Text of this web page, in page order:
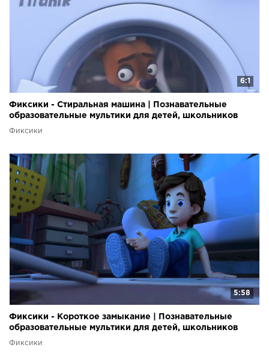
6:1
Фиксики - Стиральная машина | Познавательные
образовательные мультики для детей, школьников
Фиксики
5:58
Фиксики - Короткое замыкание | Познавательные
образовательные мультики для детей, школьников
Фиксики